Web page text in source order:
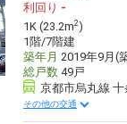
利回り -
1K (23.2m2)
1階/7階建
築年月 2019年9月(
総戸数49戸
京都市烏丸線
その他の交通